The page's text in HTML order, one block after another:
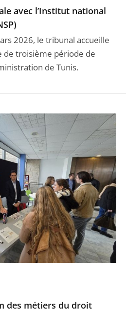
avec l’Institut national
2026, le tribunal accueille
de troisième période de
de Tunis.
des métiers du droit